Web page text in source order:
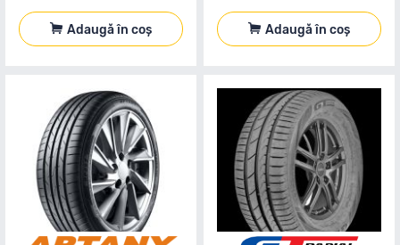
Adaugă în coș Adaugă în coș